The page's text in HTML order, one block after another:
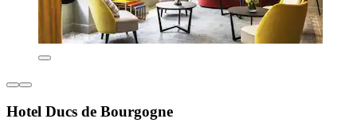
Hotel Ducs de Bourgogne